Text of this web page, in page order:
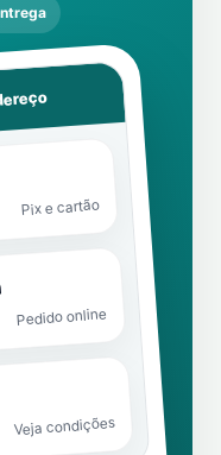
Pix e cartão
Pedido online
Veja condições